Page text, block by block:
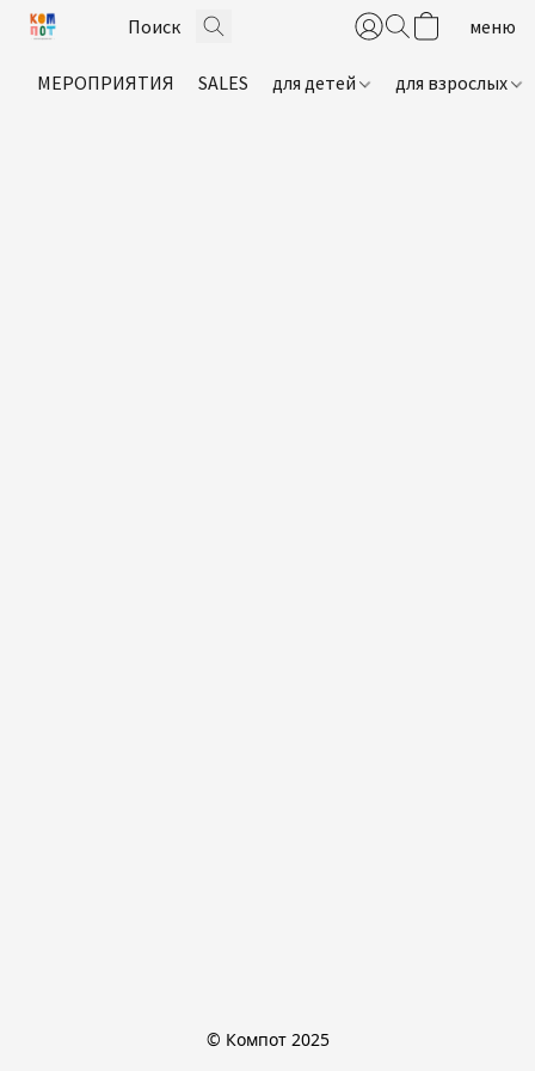
МЕРОПРИЯТИЯ SALES для детей для взрослых
© Компот 2025